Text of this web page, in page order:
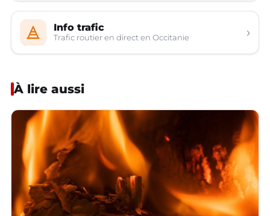
Info trafic
Trafic routier en direct en Occitanie ›
À lire aussi